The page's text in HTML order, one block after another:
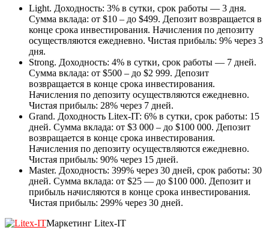
Light. Доходность: 3% в сутки, срок работы — 3 дня.
Сумма вклада: от $10 – до $499. Депозит возвращается в
конце срока инвестирования. Начисления по депозиту
осуществляются ежедневно. Чистая прибыль: 9% через 3
дня.
Strong. Доходность: 4% в сутки, срок работы — 7 дней.
Сумма вклада: от $500 – до $2 999. Депозит
возвращается в конце срока инвестирования.
Начисления по депозиту осуществляются ежедневно.
Чистая прибыль: 28% через 7 дней.
Grand. Доходность Litex-IT: 6% в сутки, срок работы: 15
дней. Сумма вклада: от $3 000 – до $100 000. Депозит
возвращается в конце срока инвестирования.
Начисления по депозиту осуществляются ежедневно.
Чистая прибыль: 90% через 15 дней.
Master. Доходность: 399% через 30 дней, срок работы: 30
дней. Сумма вклада: от $25 — до $100 000. Депозит и
прибыль начисляются в конце срока инвестирования.
Чистая прибыль: 299% через 30 дней.
Маркетинг Litex-IT